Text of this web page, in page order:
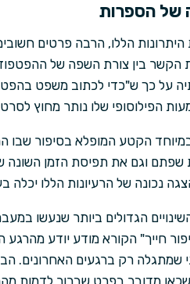
של הספרות
היתרונות הללו, הרבה פרטים
הקשר בין צורת השפה של
על כך ש"כדי לכתוב משפט
הפילוסופי שלו נותר מחוץ
הקטע המופלא בסיפור שבו
וגם את תפיסת הזמן השונה
נכונה של הרעיונות הללו יכלה
הגדולים ביותר שנעשו
חייך" הקורא מודע יודע
שמתגלה רק ברגעים האחרונים.